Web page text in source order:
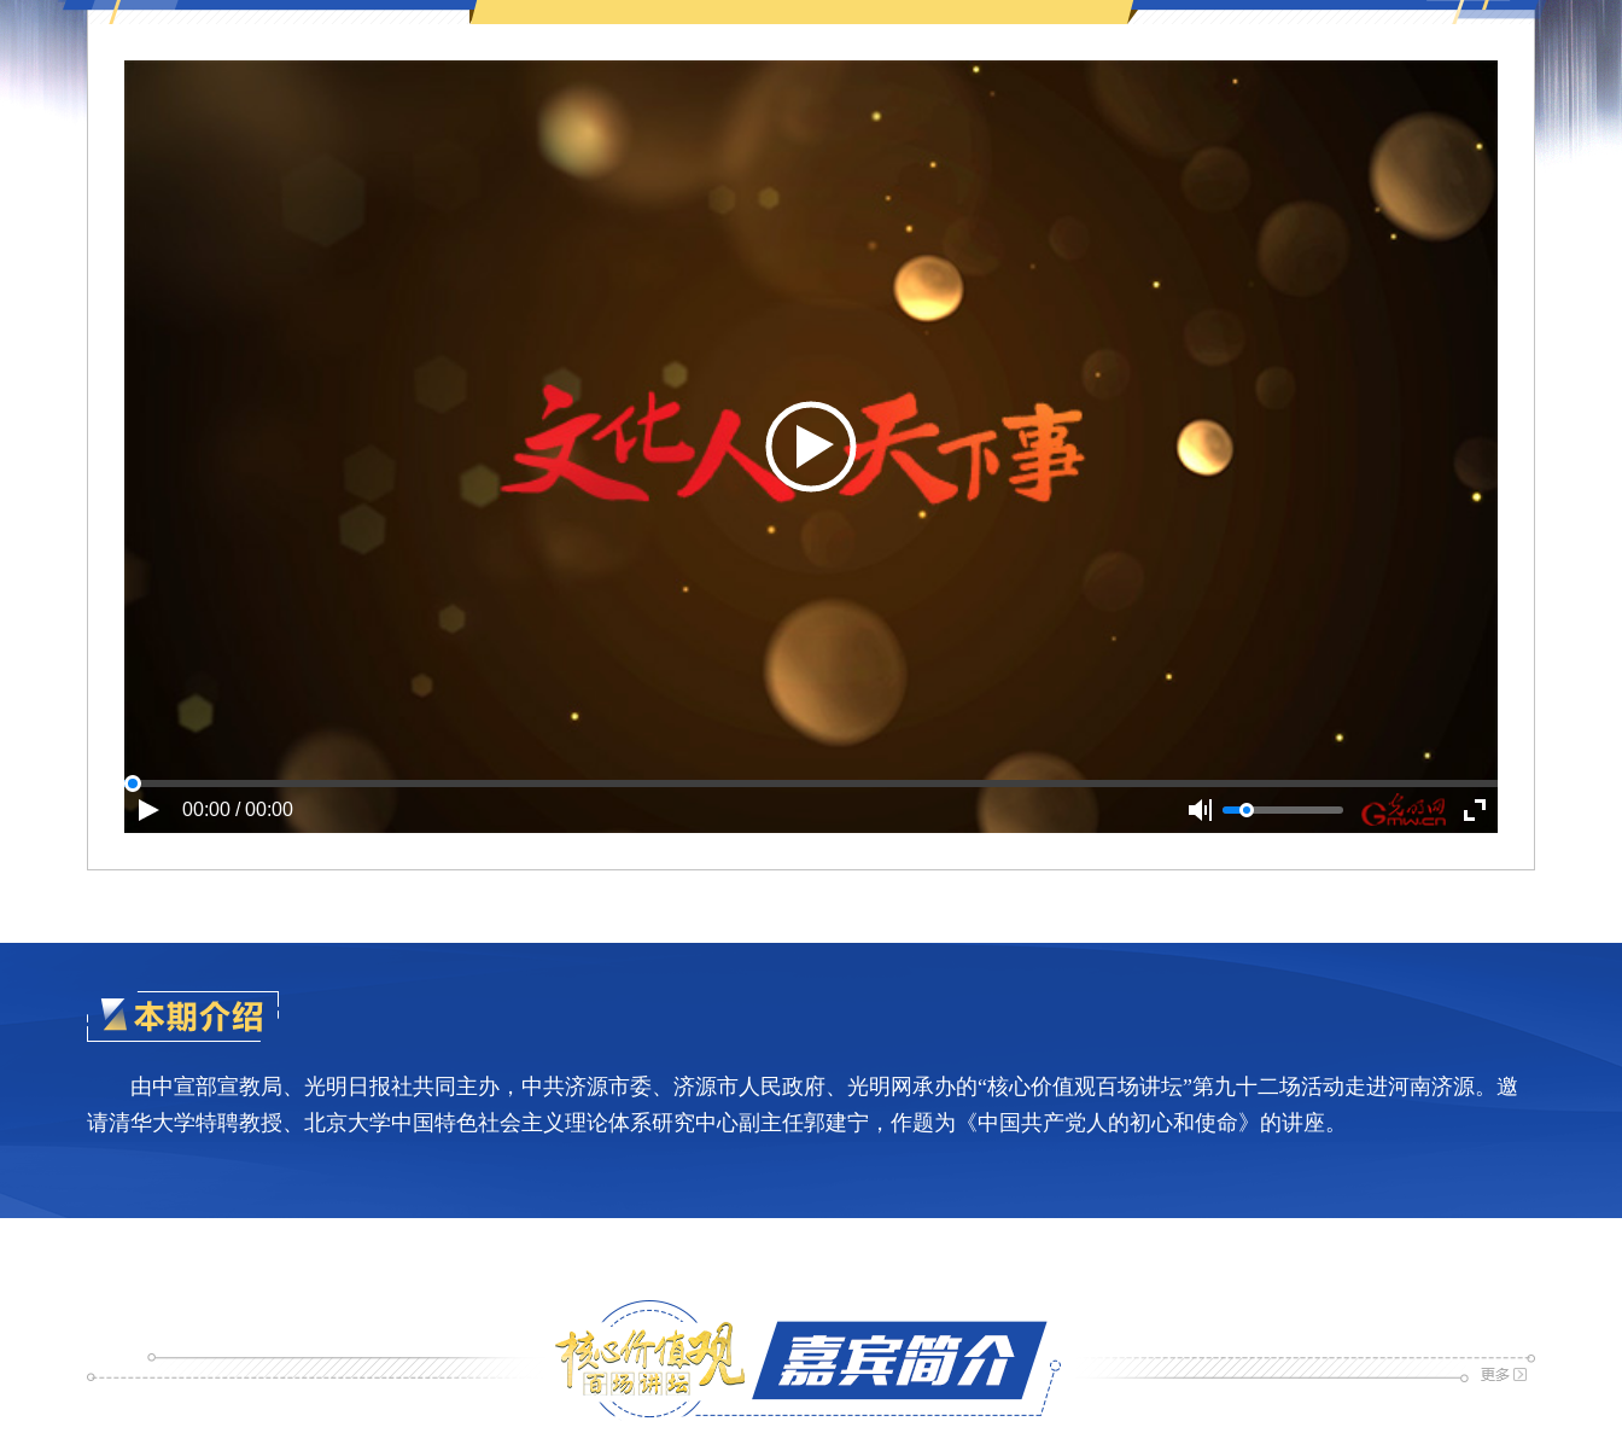
00:00 / 00:00
由中宣部宣教局、光明日报社共同主办，中共济源市委、济源市人民政府、光明网承办的“核心价值观百场讲坛”第九十二场活动走进河南济源。邀
请清华大学特聘教授、北京大学中国特色社会主义理论体系研究中心副主任郭建宁，作题为《中国共产党人的初心和使命》的讲座。